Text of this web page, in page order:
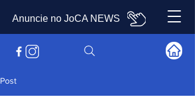
Anuncie no JoCA NEWS
Post